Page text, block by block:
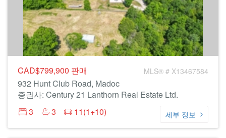
CAD$799,900 판매 MLS® # X13467584
932 Hunt Club Road, Madoc
증권사: Century 21 Lanthorn Real Estate Ltd.
3
3 11(1+10) 세부 정보